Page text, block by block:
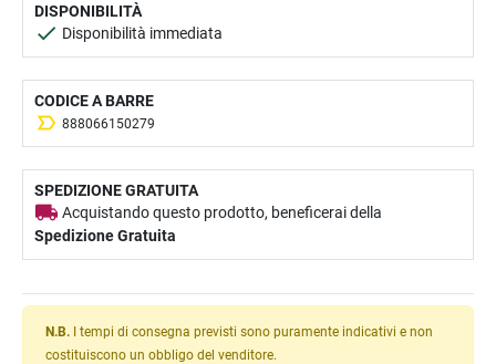
DISPONIBILITÀ
Disponibilità immediata
CODICE A BARRE
888066150279
SPEDIZIONE GRATUITA
Acquistando questo prodotto, beneficerai della
Spedizione Gratuita
N.B. I tempi di consegna previsti sono puramente indicativi e non
costituiscono un obbligo del venditore.